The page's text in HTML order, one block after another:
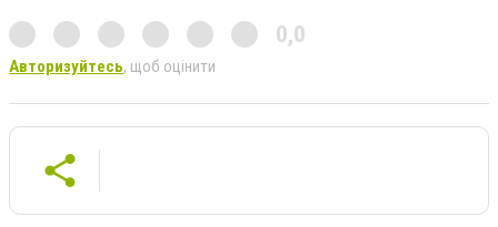
0,0
Авторизуйтесь, щоб оцінити